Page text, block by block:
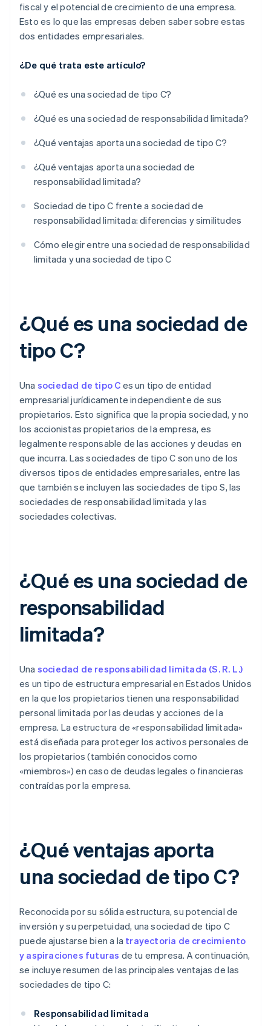
fiscal y el potencial de crecimiento de una empresa.
Esto es lo que las empresas deben saber sobre estas
dos entidades empresariales.
¿De qué trata este artículo?
¿Qué es una sociedad de tipo C?
¿Qué es una sociedad de responsabilidad limitada?
¿Qué ventajas aporta una sociedad de tipo C?
¿Qué ventajas aporta una sociedad de
responsabilidad limitada?
Sociedad de tipo C frente a sociedad de
responsabilidad limitada: diferencias y similitudes
Cómo elegir entre una sociedad de responsabilidad
limitada y una sociedad de tipo C
¿Qué es una sociedad de
tipo C?
Una sociedad de tipo C es un tipo de entidad
empresarial jurídicamente independiente de sus
propietarios. Esto significa que la propia sociedad, y no
los accionistas propietarios de la empresa, es
legalmente responsable de las acciones y deudas en
que incurra. Las sociedades de tipo C son uno de los
diversos tipos de entidades empresariales, entre las
que también se incluyen las sociedades de tipo S, las
sociedades de responsabilidad limitada y las
sociedades colectivas.
¿Qué es una sociedad de
responsabilidad
limitada?
Una sociedad de responsabilidad limitada (S. R. L.)
es un tipo de estructura empresarial en Estados Unidos
en la que los propietarios tienen una responsabilidad
personal limitada por las deudas y acciones de la
empresa. La estructura de «responsabilidad limitada»
está diseñada para proteger los activos personales de
los propietarios (también conocidos como
«miembros») en caso de deudas legales o financieras
contraídas por la empresa.
¿Qué ventajas aporta
una sociedad de tipo C?
Reconocida por su sólida estructura, su potencial de
inversión y su perpetuidad, una sociedad de tipo C
puede ajustarse bien a la trayectoria de crecimiento
y aspiraciones futuras de tu empresa. A continuación,
se incluye resumen de las principales ventajas de las
sociedades de tipo C:
Responsabilidad limitada